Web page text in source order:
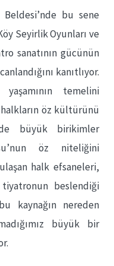
Beldesi’nde bu sene
Seyirlik Oyunları ve
sanatının gücünün
kanıtlıyor.
temelini
öz kültürünü
büyük birikimler
öz niteliğini
halk efsaneleri,
tiyatronun beslendiği
kaynağın nereden
büyük bir